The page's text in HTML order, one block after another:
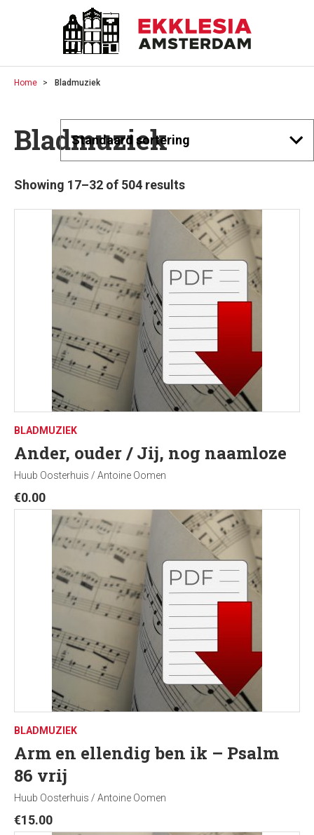
Home Bladmuziek
Bladmuziek
Showing 17–32 of 504 results
BLADMUZIEK
Ander, ouder / Jij, nog naamloze
Huub Oosterhuis / Antoine Oomen
€0.00
BLADMUZIEK
Arm en ellendig ben ik – Psalm
86 vrij
Huub Oosterhuis / Antoine Oomen
€15.00